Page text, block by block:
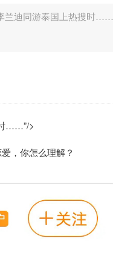
兰迪同游泰国上热搜时……
……”/>
，你怎么理解？